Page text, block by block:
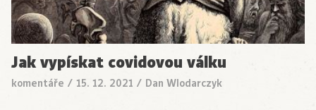
Jak vypískat covidovou válku
komentáře / 15. 12. 2021 / Dan Wlodarczyk